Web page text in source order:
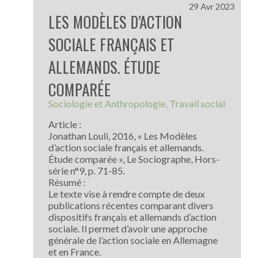
LES MODÈLES D’ACTION
SOCIALE FRANÇAIS ET
ALLEMANDS. ÉTUDE
COMPARÉE
Sociologie et Anthropologie Travail social
Article :
Jonathan Louli, 2016, « Les Modèles
d’action sociale français et allemands.
Étude comparée », Le Sociographe, Hors-
série n°9, p. 71-85.
Résumé :
Le texte vise à rendre compte de deux
publications récentes comparant divers
dispositifs français et allemands d’action
sociale. Il permet d’avoir une approche
générale de l’action sociale en Allemagne
et en France.
29 Avr 2023